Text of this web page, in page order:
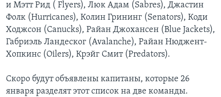
и Мэтт Рид ( Flyers), Люк Адам (Sabres), Джастин
Фолк (Hurricanes), Колин Грининг (Senators), Коди
Ходжсон (Canucks), Райан Джохансен (Blue Jackets),
Габриэль Ландеског (Avalanche), Райан Нюджент-
Хопкинс (Oilers), Крэйг Смит (Predators).
Скоро будут объявлены капитаны, которые 26
января разделят этот список на две команды.